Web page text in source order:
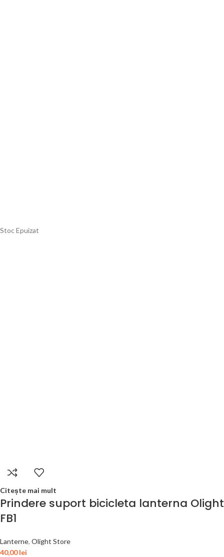
Stoc Epuizat
Citește mai mult
Prindere suport bicicleta lanterna Olight
FB1
Lanterne, Olight Store
40,00lei